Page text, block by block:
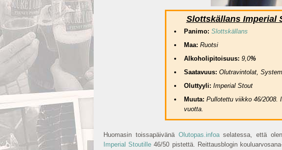
Slottskällans Imperial
Panimo: Slottskällans
Maa: Ruotsi
Alkoholipitoisuus: 9,0%
Saatavuus: Olutravintolat,
Oluttyyli: Imperial Stout
Muuta: Pullotettu viikko 46/2008.
vuotta.
Huomasin toissapäivänä Olutopas.infoaselatessa, että
Imperial Stoutille 46/50 pistettä. Reittausblogin